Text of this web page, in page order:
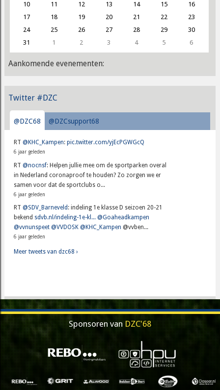
10
11 12 13 14 15
16
17
18 19 20 21 22
23
24
25 26 27 28 29
30
31
1 2 3 4 5 6
Aankomende evenementen:
Twitter #DZC
@DZC68 @DZCsupport68
RT@KHC_Kampen:pic.twitter.com/yjEcPGWGcQ
6 jaar geleden
RT@nocnsf: Helpen jullie mee om de sportparken overal
in Nederland coronaproof te houden? Zo zorgen we er
samen voor dat de sportclubs o...
6 jaar geleden
RT@SDV_Barneveld : indeling 1e klasse D seizoen 20-21
bekend sdvb.nl/indeling-1e-kl... @Goaheadkampen
@vvnunspeet @VVDOSK @KHC_Kampen @vvben...
6 jaar geleden
Meer tweets van dzc68 ›
Sponsoren vanDZC'68